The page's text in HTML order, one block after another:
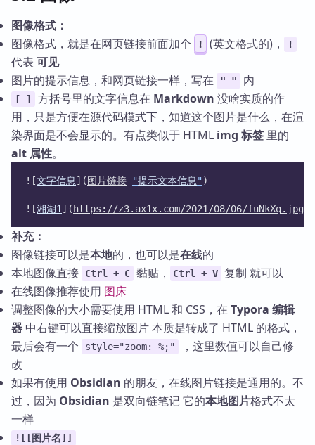
图像格式：
图像格式，就是在网页链接前面加个
! (英文格式的)， !
代表 可见
图片的提示信息，和网页链接一样，写在
" " 内
[ ] 方括号里的文字信息在 Markdown 没啥实质的作
用，只是方便在源代码模式下，知道这个图片是什么，在渲
染界面是不会显示的。有点类似于 HTML img 标签 里的
alt 属性。
![文字信息 ]( 图片链接 "提示文本信息 "
![湘湖1 ]( https://z3.ax1x.com/2021/08/06/fuNkXq.jpg
补充：
图像链接可以是本地的，也可以是在线的
本地图像直接
Ctrl + C 黏贴， Ctrl + V 复制 就可以
在线图像推荐使用 图床
调整图像的大小需要使用 HTML 和 CSS，在 Typora 编辑
器 中右键可以直接缩放图片 本质是转成了 HTML 的格式，
最后会有一个
style="zoom: %;"
，这里数值可以自己修
改
如果有使用 Obsidian 的朋友，在线图片链接是通用的。不
过，因为 Obsidian 是双向链笔记 它的本地图片格式不太
一样
![[图片名]]